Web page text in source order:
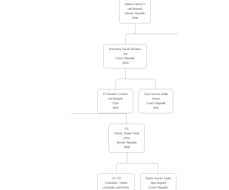
Alaska Numa II
red leopard
Slovak Republic
2006
Antoineta Sarah Bardera
red
Czech Republic
2003
El Dorado’s Connor
red leopard
USA
2002
Cora Sumici kridla
brown
Czech Republic
2001
Ch
Cloudy Sweet Devil
white
Slovak Republic
2003
Ch CR
Crawdad’s Toledo
chocolate patchwork
Beata Sumici kridla
blue leopard
Czech Republic